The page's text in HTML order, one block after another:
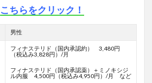
こちらをクリック！
男性
フィナステリド（国内承認約） 3,480円
（税込み3,828円）/月
フィナステリド（国内承認薬）＋ミノキシジ
ル内服 4,500円（税込み4,950円）/月 など